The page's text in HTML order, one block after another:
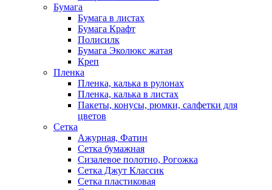
Бумага
Бумага в листах
Бумага Крафт
Полисилк
Бумага Эколюкс жатая
Креп
Пленка
Пленка, калька в рулонах
Пленка, калька в листах
Пакеты, конусы, рюмки, салфетки для
цветов
Сетка
Ажурная, Фатин
Сетка бумажная
Сизалевое полотно, Рогожка
Сетка Джут Классик
Сетка пластиковая